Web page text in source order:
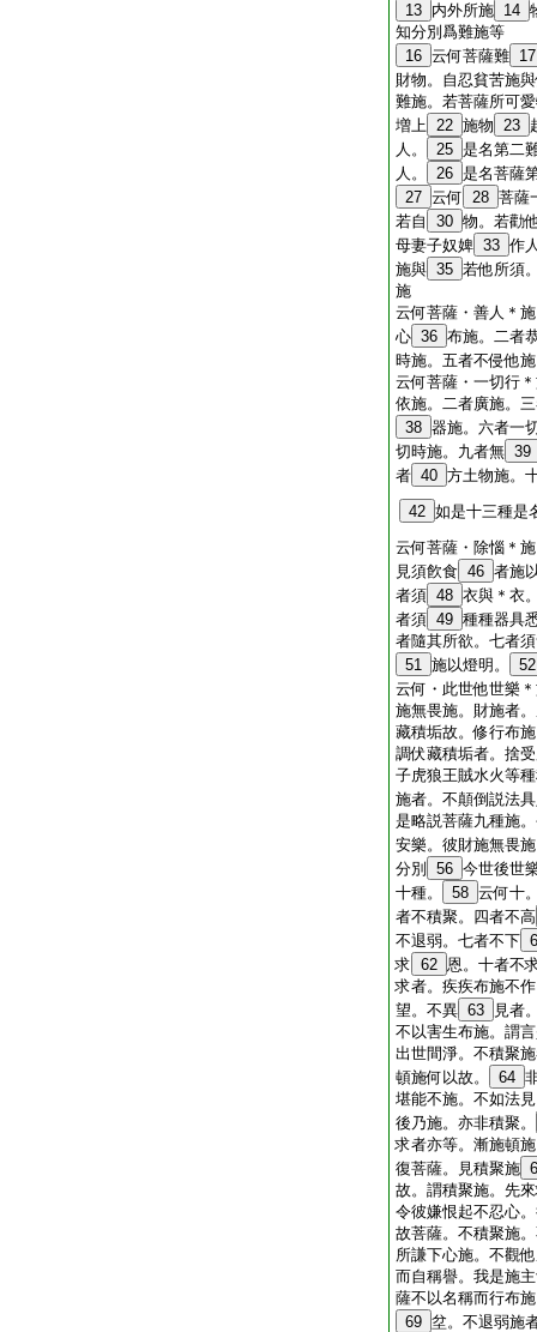
13 内外所施 14
知分別爲難施等
16 云何菩薩難 17
財物。自忍貧苦施
難施。若菩薩所可
増上 22 施物 23
人。
25 是名第二
人。
26 是名菩薩
27 云何 28 菩薩
若自
30 物。若勸
母妻子奴婢 33 作
施與 35 若他所須
施
云何菩薩・善人＊
心 36 布施。二者
時施。五者不侵他
云何菩薩・一切行
依施。二者廣施。
38 器施。六者一
切時施。九者無 39
者 40 方土物施。
42 如是十三種是
云何菩薩・除惱＊
見須飮食 46 者施
者須 48 衣與＊衣
者須 49 種種器具
者隨其所欲。七者
51 施以燈明。
52
云何・此世他世樂
施無畏施。財施者
藏積垢故。修行布
調伏藏積垢者。捨
子虎狼王賊水火等
施者。不顛倒説法
是略説菩薩九種施
安樂。彼財施無畏
分別
56 今世後世
十種。
58 云何十
者不積聚。四者不高
不退弱。七者不下
求 62 恩。十者不
求者。疾疾布施不
望。不異 63
見者
不以害生布施。謂
出世間淨。不積聚
頓施何以故。
64
堪能不施。不如法
後乃施。亦非積聚。
求者亦等。漸施頓
復菩薩。見積聚施
故。謂積聚施。先
令彼嫌恨起不忍心
故菩薩。不積聚施
所謙下心施。不觀
而自稱譽。我是施
薩不以名稱而行布
69 坌。不退弱施